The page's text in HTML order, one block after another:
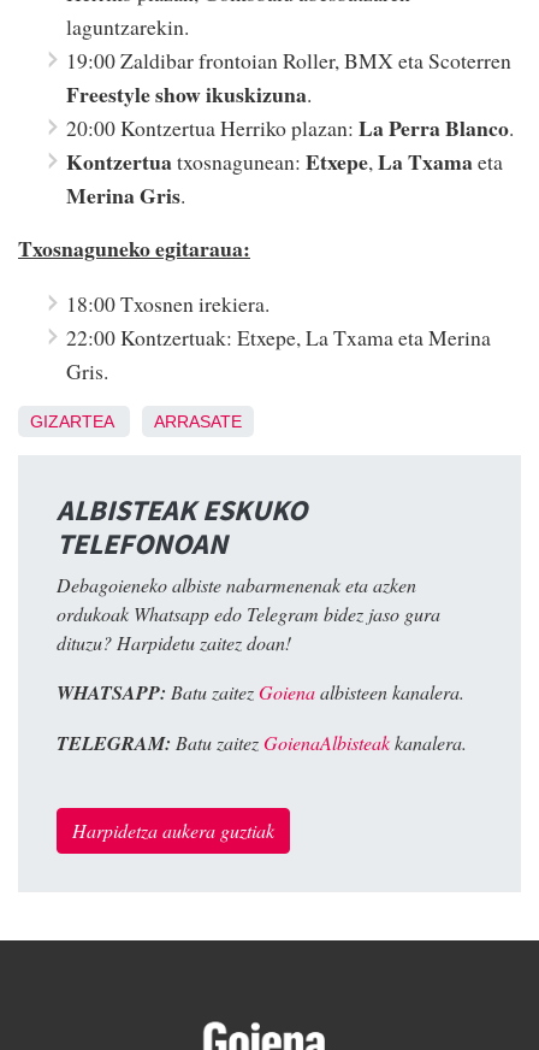
laguntzarekin.
19:00 Zaldibar frontoian Roller, BMX eta Scoterren
Freestyle show ikuskizuna.
20:00 Kontzertua Herriko plazan: La Perra Blanco.
Kontzertuatxosnagunean: Etxepe,La Txamaeta
Merina Gris.
Txosnaguneko egitaraua:
18:00 Txosnen irekiera.
22:00 Kontzertuak: Etxepe, La Txama eta Merina
Gris.
GIZARTEA ARRASATE
ALBISTEAK ESKUKO
TELEFONOAN
Debagoieneko albiste nabarmenenak eta azken
ordukoak Whatsapp edo Telegram bidez jaso gura
dituzu? Harpidetu zaitez doan!
WHATSAPP: Batu zaitezGoienaalbisteen kanalera.
TELEGRAM: Batu zaitezGoienaAlbisteakkanalera.
Harpidetza aukera guztiak